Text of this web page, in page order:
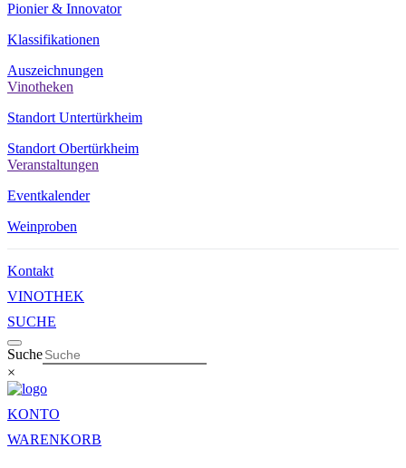
Pionier & Innovator
Klassifikationen
Auszeichnungen
Vinotheken
Standort Untertürkheim
Standort Obertürkheim
Veranstaltungen
Eventkalender
Weinproben
Kontakt
VINOTHEK
SUCHE
Suche
×
KONTO
WARENKORB